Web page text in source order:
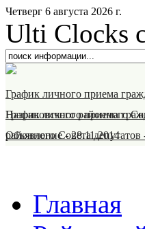
Четверг 6 августа 2026 г.
Ulti Clocks
График личного приема
Назрановского районного
График личного приема
районного Совета депутатов
Объявление-28.11.2014
Главная